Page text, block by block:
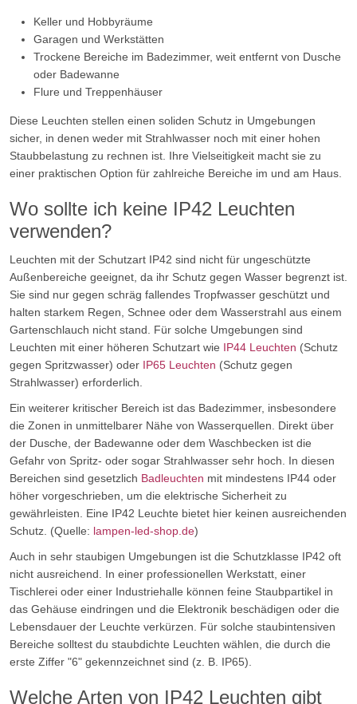
Keller und Hobbyräume
Garagen und Werkstätten
Trockene Bereiche im Badezimmer, weit entfernt von Dusche
oder Badewanne
Flure und Treppenhäuser
Diese Leuchten stellen einen soliden Schutz in Umgebungen
sicher, in denen weder mit Strahlwasser noch mit einer hohen
Staubbelastung zu rechnen ist. Ihre Vielseitigkeit macht sie zu
einer praktischen Option für zahlreiche Bereiche im und am Haus.
Wo sollte ich keine IP42 Leuchten
verwenden?
Leuchten mit der Schutzart IP42 sind nicht für ungeschützte
Außenbereiche geeignet, da ihr Schutz gegen Wasser begrenzt ist.
Sie sind nur gegen schräg fallendes Tropfwasser geschützt und
halten starkem Regen, Schnee oder dem Wasserstrahl aus einem
Gartenschlauch nicht stand. Für solche Umgebungen sind
Leuchten mit einer höheren Schutzart wie IP44 Leuchten (Schutz
gegen Spritzwasser) oder IP65 Leuchten (Schutz gegen
Strahlwasser) erforderlich.
Ein weiterer kritischer Bereich ist das Badezimmer, insbesondere
die Zonen in unmittelbarer Nähe von Wasserquellen. Direkt über
der Dusche, der Badewanne oder dem Waschbecken ist die
Gefahr von Spritz- oder sogar Strahlwasser sehr hoch. In diesen
Bereichen sind gesetzlich Badleuchten mit mindestens IP44 oder
höher vorgeschrieben, um die elektrische Sicherheit zu
gewährleisten. Eine IP42 Leuchte bietet hier keinen ausreichenden
Schutz. (Quelle: lampen-led-shop.de)
Auch in sehr staubigen Umgebungen ist die Schutzklasse IP42 oft
nicht ausreichend. In einer professionellen Werkstatt, einer
Tischlerei oder einer Industriehalle können feine Staubpartikel in
das Gehäuse eindringen und die Elektronik beschädigen oder die
Lebensdauer der Leuchte verkürzen. Für solche staubintensiven
Bereiche solltest du staubdichte Leuchten wählen, die durch die
erste Ziffer "6" gekennzeichnet sind (z. B. IP65).
Welche Arten von IP42 Leuchten gibt